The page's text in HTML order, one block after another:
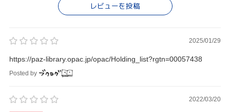
レビューを投稿
2025/01/29
https://paz-library.opac.jp/opac/Holding_list?rgtn=00057438
Posted by
2022/03/20